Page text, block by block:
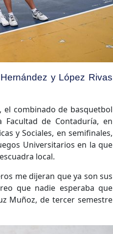
y López Rivas
combinado de basquetbol
de Contaduría, en
y Sociales, en semifinales,
Universitarios en la que
local.
me dijeran que ya son sus
que nadie esperaba que
Muñoz, de tercer semestre